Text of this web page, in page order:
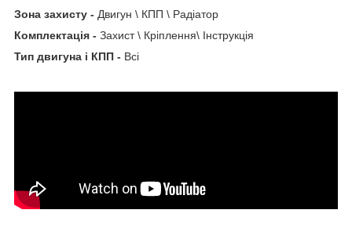
Зона захисту - Двигун \ КПП \ Радіатор
Комплектація - Захист \ Кріплення\ Інструкція
Тип двигуна і КПП - Всі